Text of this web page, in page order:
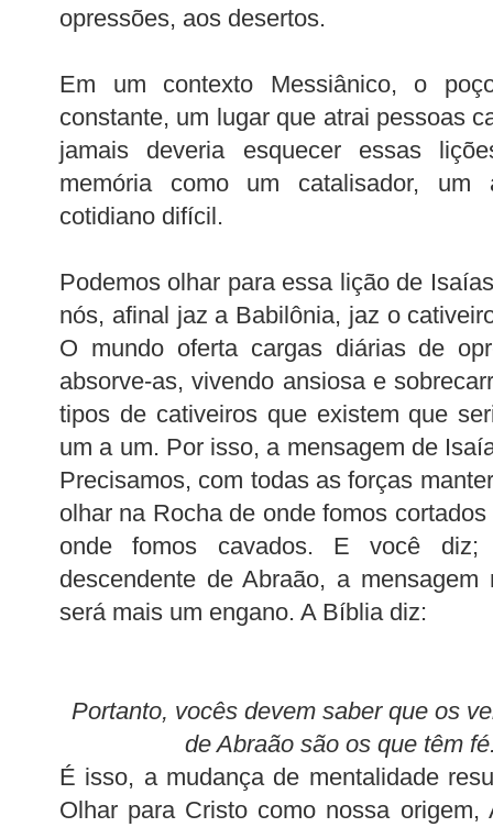
opressões, aos desertos.
Em um contexto Messiânico, o
constante, um lugar que atrai pessoas
jamais deveria esquecer essas
memória como um catalisador, um
cotidiano difícil.
Podemos olhar para essa lição de
nós, afinal jaz a Babilônia, jaz o
O mundo oferta cargas diárias de
absorve-as, vivendo ansiosa e
tipos de cativeiros que existem que
um a um. Por isso, a mensagem de
Precisamos, com todas as forças
olhar na Rocha de onde fomos
onde fomos cavados. E você
descendente de Abraão, a
será mais um engano. A Bíblia diz:
Portanto, vocês devem saber que os
de Abraão são os que têm
É isso, a mudança de mentalidade
Olhar para Cristo como nossa